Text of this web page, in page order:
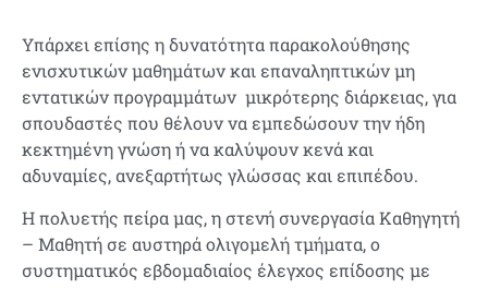
Υπάρχει επίσης η δυνατότητα παρακολούθησης
ενισχυτικών μαθημάτων και επαναληπτικών μη
εντατικών προγραμμάτων μικρότερης διάρκειας, για
σπουδαστές που θέλουν να εμπεδώσουν την ήδη
κεκτημένη γνώση ή να καλύψουν κενά και
αδυναμίες, ανεξαρτήτως γλώσσας και επιπέδου.
Η πολυετής πείρα μας, η στενή συνεργασία Καθηγητή
– Μαθητή σε αυστηρά ολιγομελή τμήματα, ο
συστηματικός εβδομαδιαίος έλεγχος επίδοσης με